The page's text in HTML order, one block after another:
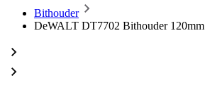
Bithouder
DeWALT DT7702 Bithouder 120mm